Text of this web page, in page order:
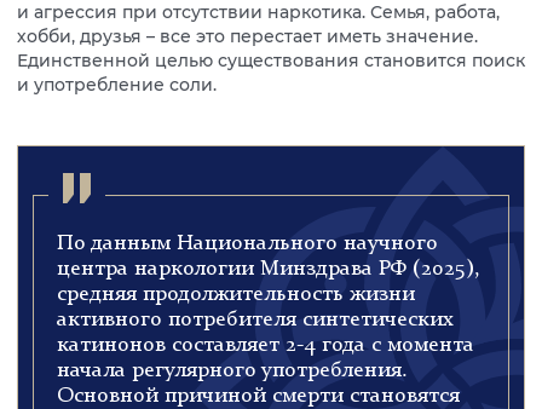
и агрессия при отсутствии наркотика. Семья, работа,
хобби, друзья – все это перестает иметь значение.
Единственной целью существования становится поиск
и употребление соли.
По данным Национального научного
центра наркологии Минздрава РФ (2025),
средняя продолжительность жизни
активного потребителя синтетических
катинонов составляет 2-4 года с момента
начала регулярного употребления.
Основной причиной смерти становятся